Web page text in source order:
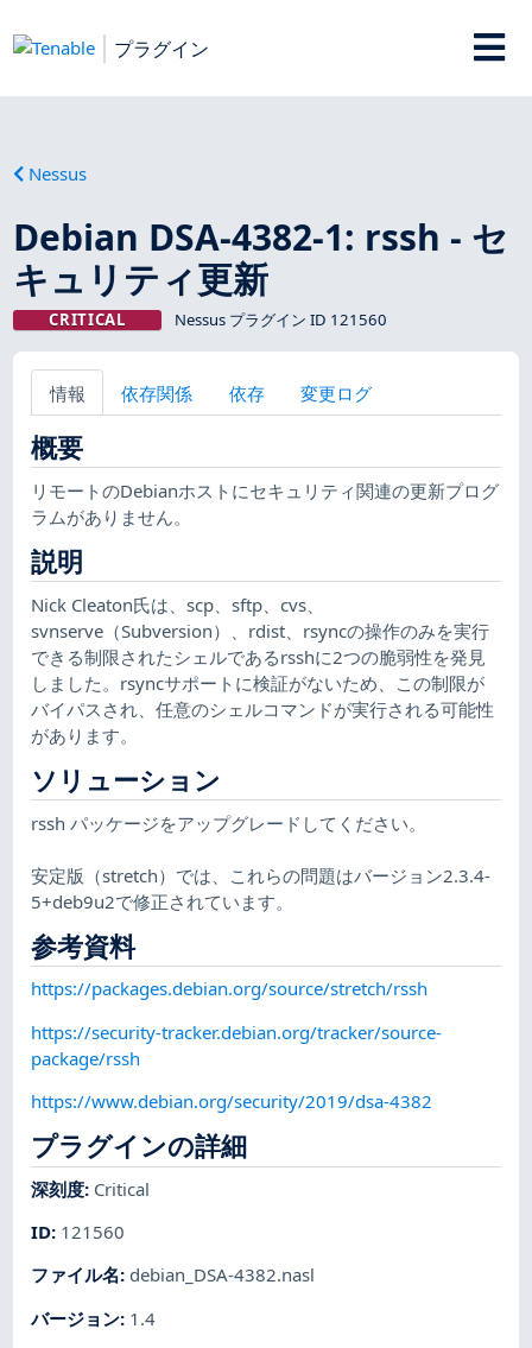
プラグイン
Nessus
Debian DSA-4382-1: rssh - セ
キュリティ更新
CRITICAL Nessus プラグイン ID 121560
情報 依存関係 依存 変更ログ
概要
リモートのDebianホストにセキュリティ関連の更新プログ
ラムがありません。
説明
Nick Cleaton氏は、scp、sftp、cvs、
svnserve（Subversion）、rdist、rsyncの操作のみを実行
できる制限されたシェルであるrsshに2つの脆弱性を発見
しました。rsyncサポートに検証がないため、この制限が
バイパスされ、任意のシェルコマンドが実行される可能性
があります。
ソリューション
rssh パッケージをアップグレードしてください。
安定版（stretch）では、これらの問題はバージョン2.3.4-
5+deb9u2で修正されています。
参考資料
https://packages.debian.org/source/stretch/rssh
https://security-tracker.debian.org/tracker/source-
package/rssh
https://www.debian.org/security/2019/dsa-4382
プラグインの詳細
深刻度: Critical
ID: 121560
ファイル名: debian_DSA-4382.nasl
バージョン: 1.4